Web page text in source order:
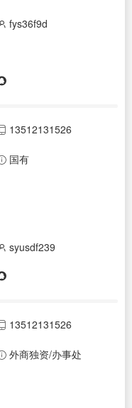
fys36f9d
13512131526
国有
syusdf239
13512131526
外商独资/办事处